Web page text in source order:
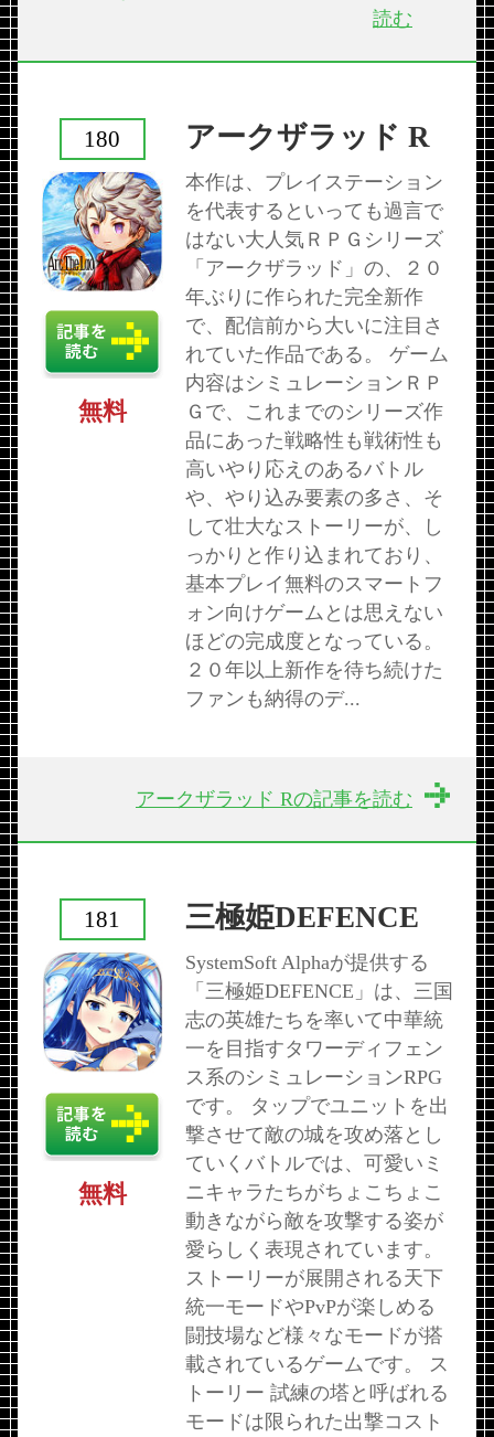
読む
アークザラッド R
本作は、プレイステーション
を代表するといっても過言で
はない大人気ＲＰＧシリーズ
「アークザラッド」の、２０
年ぶりに作られた完全新作
で、配信前から大いに注目さ
れていた作品である。 ゲーム
内容はシミュレーションＲＰ
Ｇで、これまでのシリーズ作
品にあった戦略性も戦術性も
高いやり応えのあるバトル
や、やり込み要素の多さ、そ
して壮大なストーリーが、し
っかりと作り込まれており、
基本プレイ無料のスマートフ
ォン向けゲームとは思えない
ほどの完成度となっている。
２０年以上新作を待ち続けた
ファンも納得のデ...
180
無料
アークザラッド Rの記事を読む
三極姫DEFENCE
SystemSoft Alphaが提供する
「三極姫DEFENCE」は、三国
志の英雄たちを率いて中華統
一を目指すタワーディフェン
ス系のシミュレーションRPG
です。 タップでユニットを出
撃させて敵の城を攻め落とし
ていくバトルでは、可愛いミ
ニキャラたちがちょこちょこ
動きながら敵を攻撃する姿が
愛らしく表現されています。
ストーリーが展開される天下
統一モードやPvPが楽しめる
闘技場など様々なモードが搭
載されているゲームです。 ス
トーリー 試練の塔と呼ばれる
モードは限られた出撃コスト
181
無料